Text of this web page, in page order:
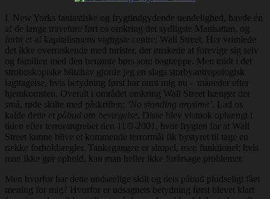
I New Yorks fantastiske og frygtindgydende uendelighed, havde én
af de lange traveture ført os omkring det sydligste Manhattan, og
forbi et af kapitalismens vigtigste centre; Wall Street. Her vrimlede
det ikke overraskende med turister, der ønskede at forevige sig selv
og familien med den berømte børs som bagtæppe. Men midt i det
stroboskopiske blitzhav gjorde jeg en slags storbyantropologisk
iagttagelse, hvis betydning først har ramt mig nu – måneder efter
hjemkomsten. Overalt i området omkring Wall Street hænger der
små, røde skilte med påskriften; ’No standing anytime’. Lad os
kalde dette et påbud om bevægelse. Disse blev vistnok ophængt i
tiden efter terrorangrebet den 11/9-2001, hvor frygten for at Wall
Street kunne blive et kommende terrormål fik bystyret til tage en
række forholdsregler. Tankegangen er simpel, men funktionel; hvis
man ikke gør ophold, kan man heller ikke forårsage problemer.
Men hvorfor har dette undseelige skilt og dets påbud pludseligt fået
mening for mig? Hvorfor er udsagnets betydning først blevet klart